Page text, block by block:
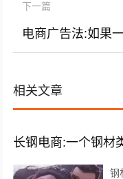
下一篇
相关文章
长钢电商:一个钢材
钢